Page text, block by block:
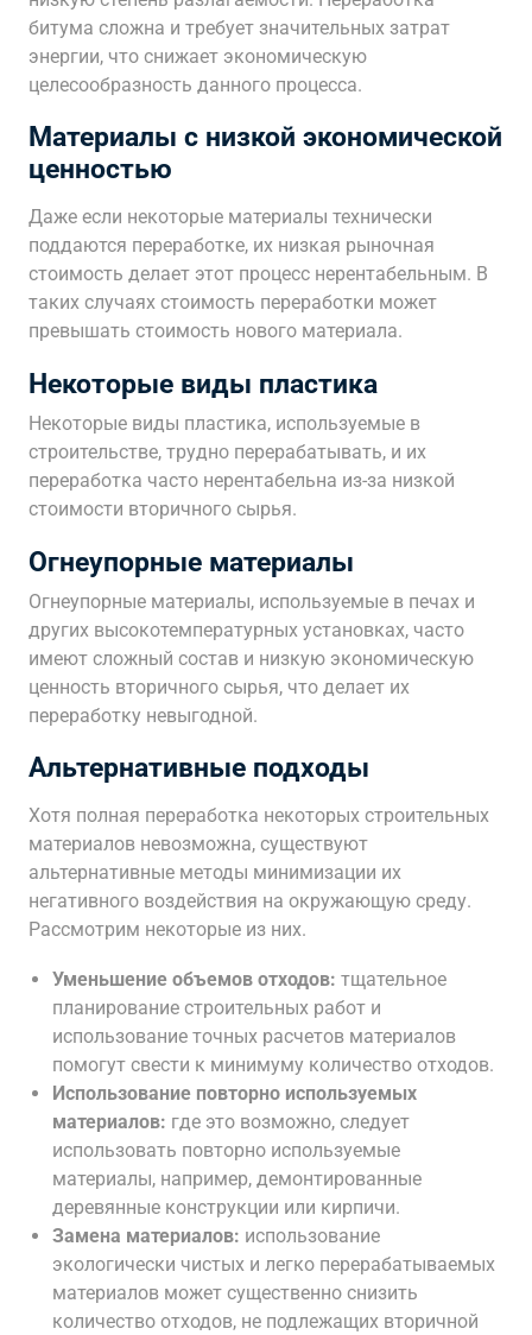
битума сложна и требует значительных затрат
энергии, что снижает экономическую
целесообразность данного процесса.
Материалы с низкой экономической
ценностью
Даже если некоторые материалы технически
поддаются переработке, их низкая рыночная
стоимость делает этот процесс нерентабельным. В
таких случаях стоимость переработки может
превышать стоимость нового материала.
Некоторые виды пластика
Некоторые виды пластика, используемые в
строительстве, трудно перерабатывать, и их
переработка часто нерентабельна из-за низкой
стоимости вторичного сырья.
Огнеупорные материалы
Огнеупорные материалы, используемые в печах и
других высокотемпературных установках, часто
имеют сложный состав и низкую экономическую
ценность вторичного сырья, что делает их
переработку невыгодной.
Альтернативные подходы
Хотя полная переработка некоторых строительных
материалов невозможна, существуют
альтернативные методы минимизации их
негативного воздействия на окружающую среду.
Рассмотрим некоторые из них.
Уменьшение объемов отходов: тщательное
планирование строительных работ и
использование точных расчетов материалов
помогут свести к минимуму количество отходов.
Использование повторно используемых
материалов: где это возможно, следует
использовать повторно используемые
материалы, например, демонтированные
деревянные конструкции или кирпичи.
Замена материалов: использование
экологически чистых и легко перерабатываемых
материалов может существенно снизить
количество отходов, не подлежащих вторичной